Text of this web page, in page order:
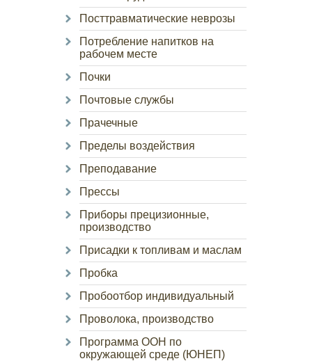
Посттравматические неврозы
Потребление напитков на
рабочем месте
Почки
Почтовые службы
Прачечные
Пределы воздействия
Преподавание
Прессы
Приборы прецизионные,
производство
Присадки к топливам и маслам
Пробка
Пробоотбор индивидуальный
Проволока, производство
Программа ООН по
окружающей среде (ЮНЕП)